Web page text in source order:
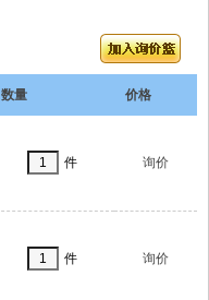
数量 价格
件 询价
件 询价